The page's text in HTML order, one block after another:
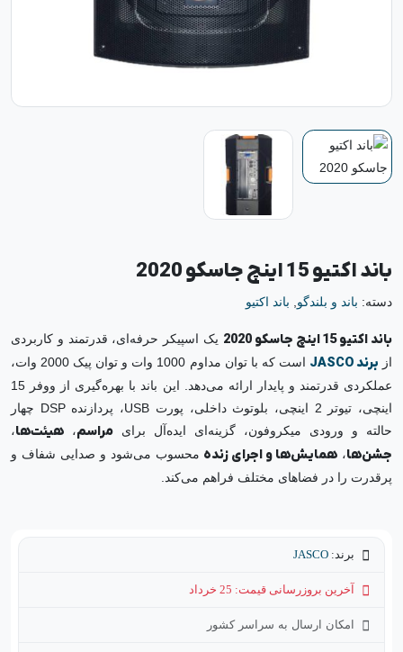
باند اکتیو 15 اینچ جاسکو 2020
دسته: باند و بلندگو باند اکتیو
باند اکتیو 15 اینچ جاسکو 2020
یک اسپیکر حرفه‌ای، قدرتمند و کاربردی
از برند JASCO
است که با توان مداوم 1000 وات و توان پیک 2000 وات،
عملکردی قدرتمند و پایدار ارائه می‌دهد. این باند با بهره‌گیری از ووفر 15
اینچی، تیوتر 2 اینچی، بلوتوث داخلی، پورت USB، پردازنده DSP چهار
حالته و ورودی میکروفون، گزینه‌ای ایده‌آل برای مراسم، هیئت‌ها،
جشن‌ها، همایش‌ها و اجرای زنده محسوب می‌شود و صدایی شفاف و
پرقدرت را در فضاهای مختلف فراهم می‌کند.
برند: JASCO
آخرین بروزرسانی قیمت: 25 خرداد
امکان ارسال به سراسر کشور